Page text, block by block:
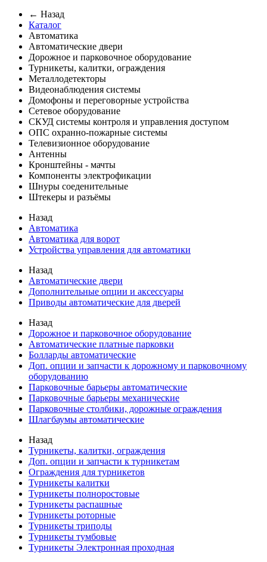
← Назад
Каталог
Автоматика
Автоматические двери
Дорожное и парковочное оборудование
Турникеты, калитки, ограждения
Металлодетекторы
Видеонаблюдения cистемы
Домофоны и переговорные устройства
Сетевое оборудование
СКУД системы контроля и управления доступом
ОПС охранно-пожарные системы
Телевизионное оборудование
Антенны
Кронштейны - мачты
Компоненты электрофикации
Шнуры соеденительные
Штекеры и разъёмы
Назад
Автоматика
Автоматика для ворот
Устройства управления для автоматики
Назад
Автоматические двери
Дополнительные опции и аксессуары
Приводы автоматические для дверей
Назад
Дорожное и парковочное оборудование
Автоматические платные парковки
Болларды автоматические
Доп. опции и запчасти к дорожному и парковочному
оборудованию
Парковочные барьеры автоматические
Парковочные барьеры механические
Парковочные столбики, дорожные ограждения
Шлагбаумы автоматические
Назад
Турникеты, калитки, ограждения
Доп. опции и запчасти к турникетам
Ограждения для турникетов
Турникеты калитки
Турникеты полноростовые
Турникеты распашные
Турникеты роторные
Турникеты триподы
Турникеты тумбовые
Турникеты Электронная проходная